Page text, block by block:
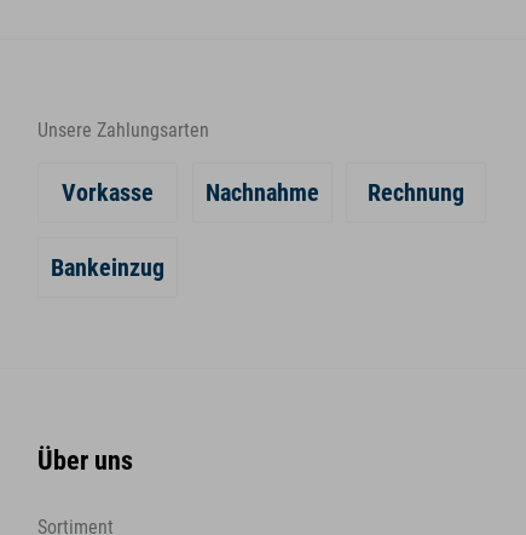
Unsere Zahlungsarten
Vorkasse Nachnahme Rechnung
Bankeinzug
Über uns
Sortiment